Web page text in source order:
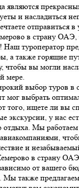
являются
и насладиться
отправиться в
в страну ОАЭ,
туроператор
а также горящие
чтобы вы могли
мере.
выбор туров в
мог выбрать
того, ищете ли вы
экскурсии, у нас
отдыха. Мы
и
в страну ОАЭ
от вашего
Мы также